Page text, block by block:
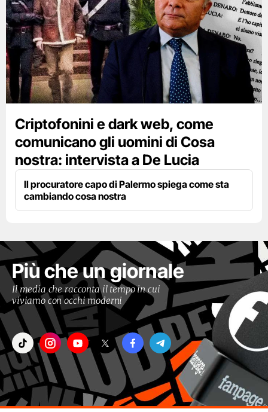
Criptofonini e dark web, come
comunicano gli uomini di Cosa
nostra: intervista a De Lucia
Il procuratore capo di Palermo spiega come sta
cambiando cosa nostra
Più che un giornale
Il media che racconta il tempo in cui
viviamo con occhi moderni